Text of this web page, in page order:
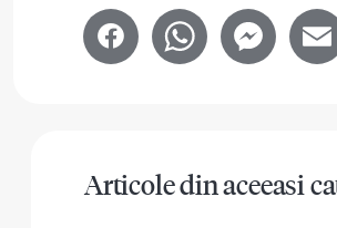
Articole din aceeasi